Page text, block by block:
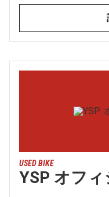
USED BIKE
YSP オフ